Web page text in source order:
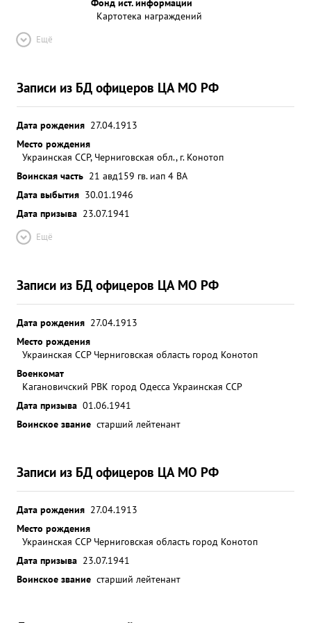
Картотека награждений
Ещё
Записи из БД офицеров ЦА МО РФ
Дата рождения 27.04.1913
Место рождения
Украинская ССР, Черниговская обл., г. Конотоп
Воинская часть 21 авд159 гв. иап 4 ВА
Дата выбытия 30.01.1946
Дата призыва 23.07.1941
Ещё
Записи из БД офицеров ЦА МО РФ
Дата рождения 27.04.1913
Место рождения
Украинская ССР Черниговская область город Конотоп
Военкомат
Кагановичский РВК город Одесса Украинская ССР
Дата призыва 01.06.1941
Воинское звание старший лейтенант
Записи из БД офицеров ЦА МО РФ
Дата рождения 27.04.1913
Место рождения
Украинская ССР Черниговская область город Конотоп
Дата призыва 23.07.1941
Воинское звание старший лейтенант